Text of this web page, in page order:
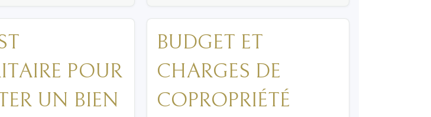
POUR
UN BIEN
BUDGET ET
CHARGES DE
COPROPRIÉTÉ